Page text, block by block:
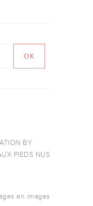
BY
PIEDS NUS
en images